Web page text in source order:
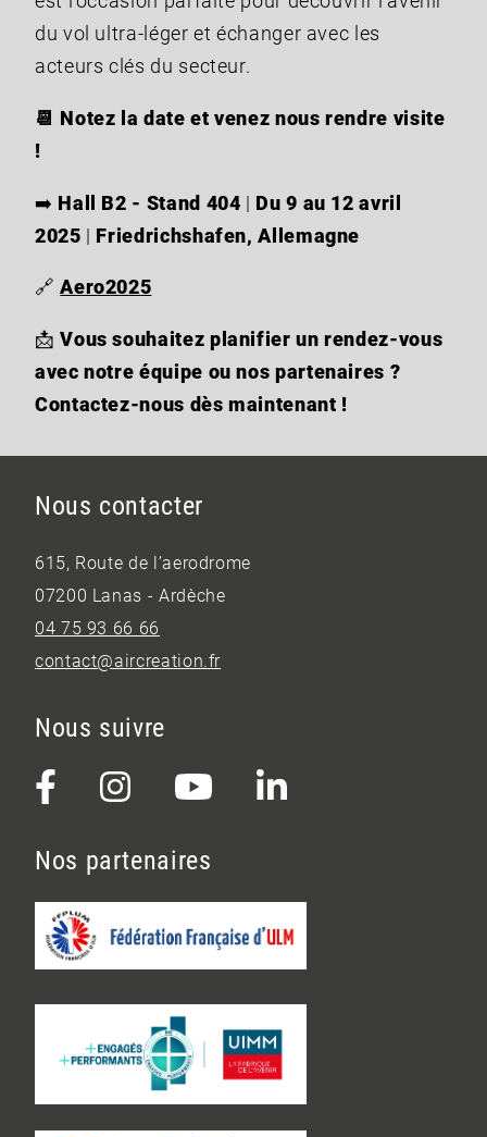
du vol ultra-léger et échanger avec les
acteurs clés du secteur.
📆 Notez la date et venez nous rendre visite
!
➡️ Hall B2 - Stand 404 | Du 9 au 12 avril
2025 | Friedrichshafen, Allemagne
🔗Aero2025
📩Vous souhaitez planifier un rendez-vous
avec notre équipe ou nos partenaires ?
Contactez-nous dès maintenant !
Nous contacter
615, Route de l’aerodrome
07200 Lanas - Ardèche
04 75 93 66 66
contact@aircreation.fr
Nous suivre
Nos partenaires